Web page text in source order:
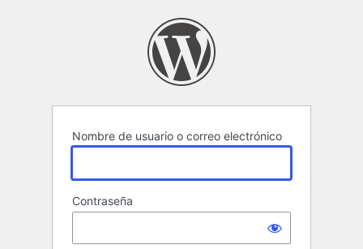
Nombre de usuario o correo electrónico
Contraseña